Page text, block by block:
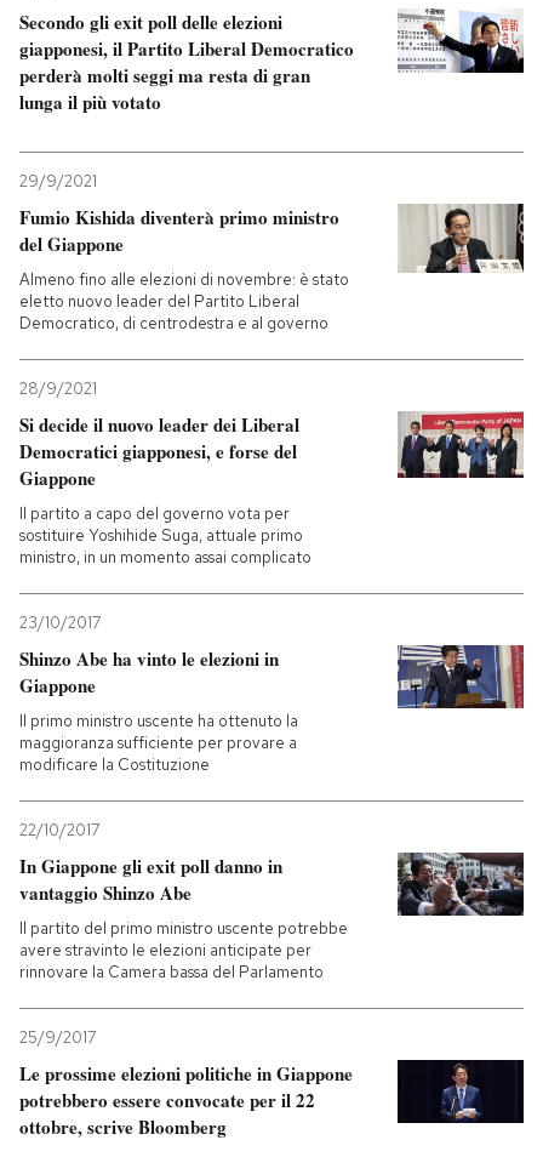
Secondo gli exit poll delle elezioni
giapponesi, il Partito Liberal Democratico
perderà molti seggi ma resta di gran
lunga il più votato
29/9/2021
Fumio Kishida diventerà primo ministro
del Giappone
Almeno fino alle elezioni di novembre: è stato
eletto nuovo leader del Partito Liberal
Democratico, di centrodestra e al governo
28/9/2021
Si decide il nuovo leader dei Liberal
Democratici giapponesi, e forse del
Giappone
Il partito a capo del governo vota per
sostituire Yoshihide Suga, attuale primo
ministro, in un momento assai complicato
23/10/2017
Shinzo Abe ha vinto le elezioni in
Giappone
Il primo ministro uscente ha ottenuto la
maggioranza sufficiente per provare a
modificare la Costituzione
22/10/2017
In Giappone gli exit poll danno in
vantaggio Shinzo Abe
Il partito del primo ministro uscente potrebbe
avere stravinto le elezioni anticipate per
rinnovare la Camera bassa del Parlamento
25/9/2017
Le prossime elezioni politiche in Giappone
potrebbero essere convocate per il 22
ottobre, scrive Bloomberg